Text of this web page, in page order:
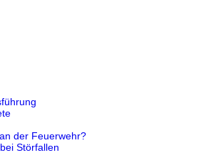
der Feuerwehr?
Störfallen